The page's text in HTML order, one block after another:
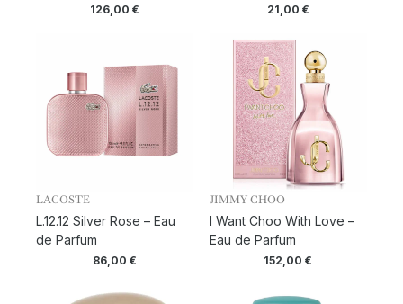
126,00€ 21,00 €
LACOSTE
L.12.12 Silver Rose – Eau
de Parfum
86,00€
JIMMY CHOO
I Want Choo With Love –
Eau de Parfum
152,00€